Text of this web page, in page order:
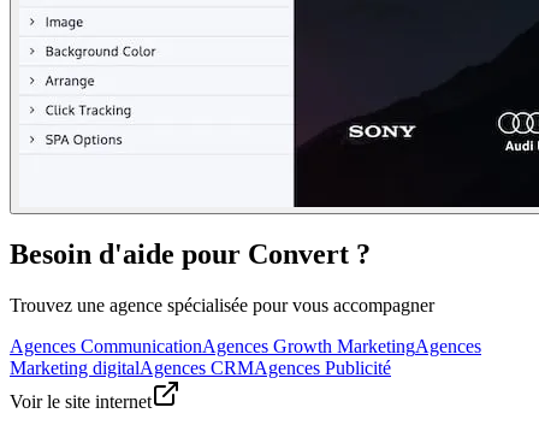
Besoin d'aide pour Convert ?
Trouvez une agence spécialisée pour vous accompagner
Agences CommunicationAgences Growth MarketingAgences
Marketing digitalAgences CRMAgences Publicité
Voir le site internet